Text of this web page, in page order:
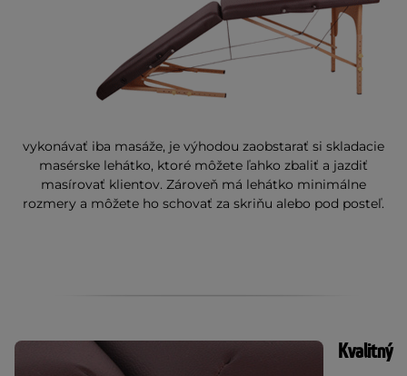
vykonávať iba masáže, je výhodou zaobstarať si skladacie
masérske lehátko, ktoré môžete ľahko zbaliť a jazdiť
masírovať klientov. Zároveň má lehátko minimálne
rozmery a môžete ho schovať za skriňu alebo pod posteľ.
Kvalitný